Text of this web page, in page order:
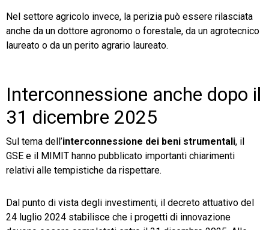
Nel settore agricolo invece, la perizia può essere rilasciata
anche da un dottore agronomo o forestale, da un agrotecnico
laureato o da un perito agrario laureato.
Interconnessione anche dopo il
31 dicembre 2025
Sul tema dell’interconnessione dei beni strumentali, il
GSE e il MIMIT hanno pubblicato importanti chiarimenti
relativi alle tempistiche da rispettare.
Dal punto di vista degli investimenti, il decreto attuativo del
24 luglio 2024 stabilisce che i progetti di innovazione